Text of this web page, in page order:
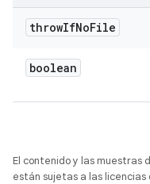
throwIfNoFile
boolean
El contenido y las muestras
están sujetas a las licencias